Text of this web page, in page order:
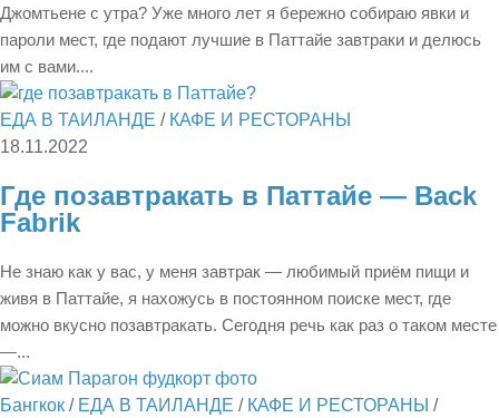
Джомтьене с утра? Уже много лет я бережно собираю явки и
пароли мест, где подают лучшие в Паттайе завтраки и делюсь
им с вами....
ЕДА В ТАИЛАНДЕ / КАФЕ И РЕСТОРАНЫ
18.11.2022
Где позавтракать в Паттайе — Back
Fabrik
Не знаю как у вас, у меня завтрак — любимый приём пищи и
живя в Паттайе, я нахожусь в постоянном поиске мест, где
можно вкусно позавтракать. Сегодня речь как раз о таком месте
—...
Бангкок / ЕДА В ТАИЛАНДЕ / КАФЕ И РЕСТОРАНЫ /